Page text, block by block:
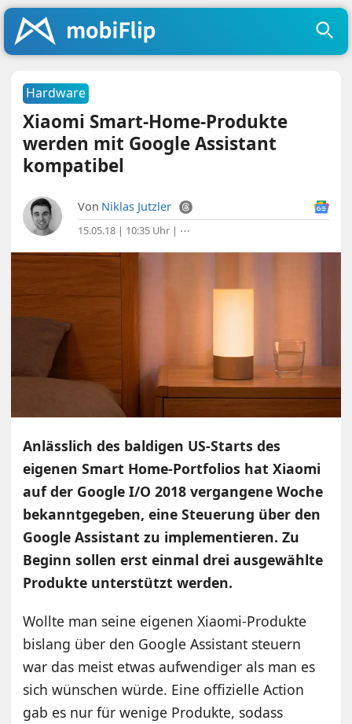
Hardware
Xiaomi Smart-Home-Produkte
werden mit Google Assistant
kompatibel
Von Niklas Jutzler
15.05.18 | 10:35 Uhr | ⋯
Anlässlich des baldigen US-Starts des
eigenen Smart Home-Portfolios hat Xiaomi
auf der Google I/O 2018 vergangene Woche
bekanntgegeben, eine Steuerung über den
Google Assistant zu implementieren. Zu
Beginn sollen erst einmal drei ausgewählte
Produkte unterstützt werden.
Wollte man seine eigenen Xiaomi-Produkte
bislang über den Google Assistant steuern
war das meist etwas aufwendiger als man es
sich wünschen würde. Eine offizielle Action
gab es nur für wenige Produkte, sodass